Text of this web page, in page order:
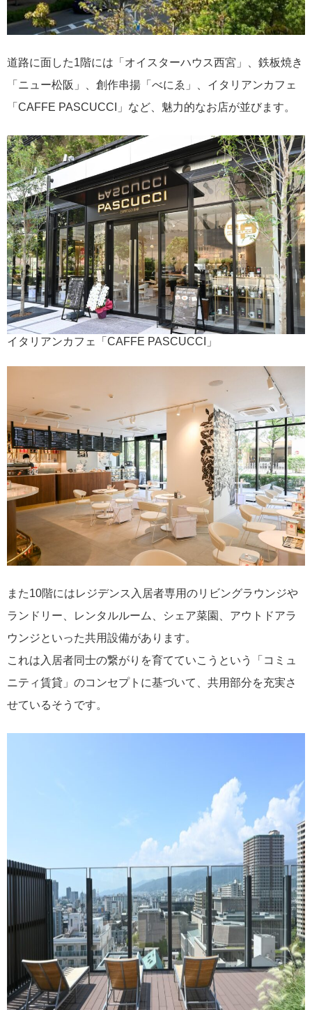
道路に面した1階には「オイスターハウス西宮」、鉄板焼き
「ニュー松阪」、創作串揚「べにゑ」、イタリアンカフェ
「CAFFE PASCUCCI」など、魅力的なお店が並びます。
イタリアンカフェ「CAFFE PASCUCCI」
また10階にはレジデンス入居者専用のリビングラウンジや
ランドリー、レンタルルーム、シェア菜園、アウトドアラ
ウンジといった共用設備があります。
これは入居者同士の繋がりを育てていこうという「コミュ
ニティ賃貸」のコンセプトに基づいて、共用部分を充実さ
せているそうです。